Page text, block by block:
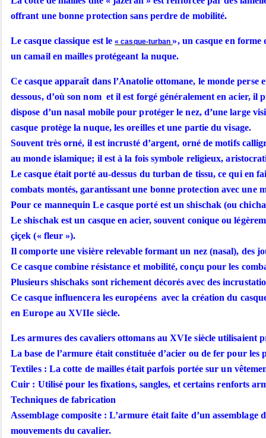
offrant une bonne protection sans perdre de mobilité.
Le casque classique est le« casque-turban», un casque en
un camail en mailles protégeant la nuque.
Ce casque apparaît dans l’Anatolie ottomane, le monde
dessous, d’où son nom et il est forgé généralement en acier,
dispose d’un nasal mobile pour protéger le nez, d’une large
casque protège la nuque, les oreilles et une partie du visage.
Souvent très orné, il est incrusté d’argent, orné de motifs
au monde islamique; il est à la fois symbole religieux,
Le casque était porté au-dessus du turban de tissu, ce qui en
combats montés, garantissant une bonne protection avec une
Pour ce mannequin Le casque porté est un shischak (ou
Le shischak est un casque en acier, souvent conique ou
çiçek (« fleur »).
Il comporte une visière relevable formant un nez (nasal), des
Ce casque combine résistance et mobilité, conçu pour les
Plusieurs shischaks sont richement décorés avec des
Ce casque influencera les européens avec la création du
en Europe au XVIIe siècle.
Les armures des cavaliers ottomans au XVIe siècle utilisaient
La base de l’armure était constituée d’acier ou de fer pour
Textiles : La cotte de mailles était parfois portée sur un
Cuir : Utilisé pour les fixations, sangles, et certains renforts
Techniques de fabrication
Assemblage composite : L’armure était faite d’un
mouvements du cavalier.